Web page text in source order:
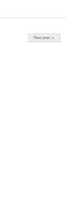
Next post →